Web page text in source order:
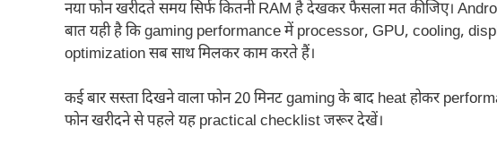
नया फोन खरीदते समय सिर्फ कितनी RAM है देखकर फैसला मत कीजिए।
बात यही है कि gaming performance में processor, GPU, cooling,
optimization सब साथ मिलकर काम करते हैं।
कई बार सस्ता दिखने वाला फोन 20 मिनट gaming के बाद heat होकर
फोन खरीदने से पहले यह practical checklist जरूर देखें।